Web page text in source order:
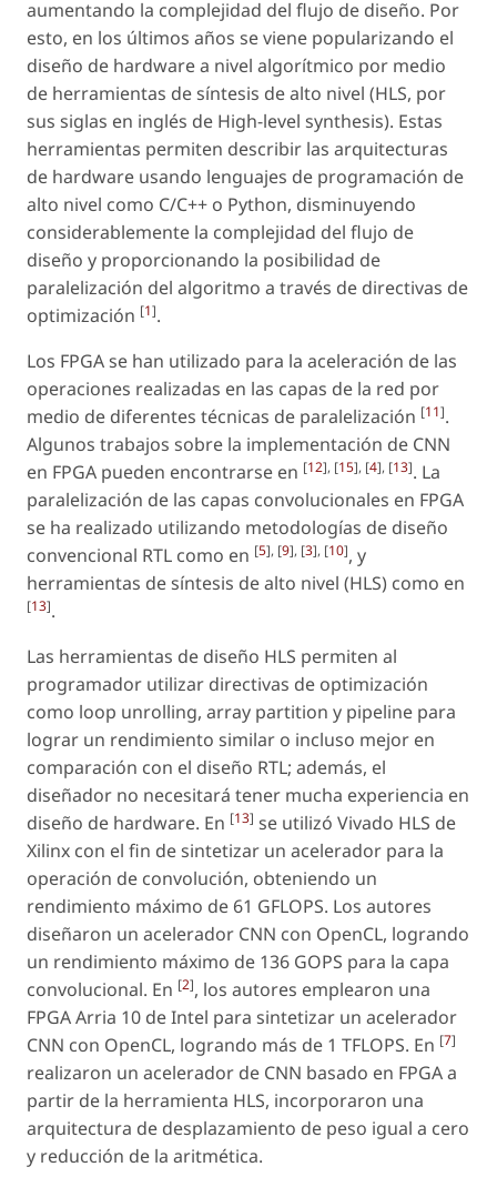
aumentando la complejidad del flujo de diseño. Por
esto, en los últimos años se viene popularizando el
diseño de hardwarea nivel algorítmico por medio
de herramientas de síntesis de alto nivel (HLS, por
sus siglas en inglés de High-level synthesis). Estas
herramientas permiten describir las arquitecturas
de hardware usando lenguajes de programación de
alto nivel como C/C++ o Python, disminuyendo
considerablemente la complejidad del flujo de
diseño y proporcionando la posibilidad de
paralelización del algoritmo a través de directivas de
optimización [1].
Los FPGA se han utilizado para la aceleración de las
operaciones realizadas en las capas de la red por
medio de diferentes técnicas de paralelización [11].
Algunos trabajos sobre la implementación de CNN
en FPGA pueden encontrarse en [12], [15], [4], [13]. La
paralelización de las capas convolucionales en FPGA
se ha realizado utilizando metodologías de diseño
convencional RTL como en [5], [9], [3], [10], y
herramientas de síntesis de alto nivel (HLS) como en
[13].
Las herramientas de diseño HLS permiten al
programador utilizar directivas de optimización
como loop unrolling, array partition y pipeline para
lograr un rendimiento similar o incluso mejor en
comparación con el diseño RTL; además, el
diseñador no necesitará tener mucha experiencia en
diseño de hardware. En [13] se utilizó Vivado HLS de
Xilinx con el fin de sintetizar un acelerador para la
operación de convolución, obteniendo un
rendimiento máximo de 61 GFLOPS. Los autores
diseñaron un acelerador CNN con OpenCL, logrando
un rendimiento máximo de 136 GOPS para la capa
convolucional. En [2], los autores emplearon una
FPGA Arria 10 de Intel para sintetizar un acelerador
CNN con OpenCL, logrando más de 1 TFLOPS. En [7]
realizaron un acelerador de CNN basado en FPGA a
partir de la herramienta HLS, incorporaron una
arquitectura de desplazamiento de peso igual a cero
y reducción de la aritmética.